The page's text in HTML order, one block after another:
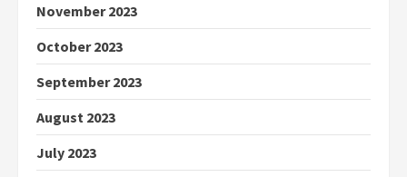
November 2023
October 2023
September 2023
August 2023
July 2023